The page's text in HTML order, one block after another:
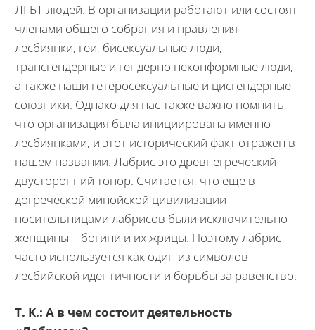
ЛГБТ-людей. В организации работают или состоят
членами общего собрания и правления
лесбиянки, геи, бисексуальные люди,
трансгендерные и гендерно неконформные люди,
а также наши гетеросексуальные и цисгендерные
союзники. Однако для нас также важно помнить,
что организация была инициирована именно
лесбиянками, и этот исторический факт отражен в
нашем названии. Лабрис это древнегреческий
двусторонний топор. Считается, что еще в
догреческой минойской цивилизации
носительницами лабрисов были исключительно
женщины – богини и их жрицы. Поэтому лабрис
часто используется как один из символов
лесбийской идентичности и борьбы за равенство.
T. K.: А в чем состоит деятельность